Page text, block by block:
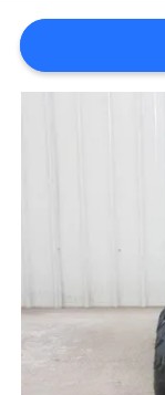
เสนอ
ราคา
นโยบาย
ความ